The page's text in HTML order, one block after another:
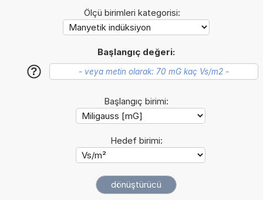
Ölçü birimleri kategorisi:
Başlangıç değeri:
?
Başlangıç birimi:
Hedef birimi: